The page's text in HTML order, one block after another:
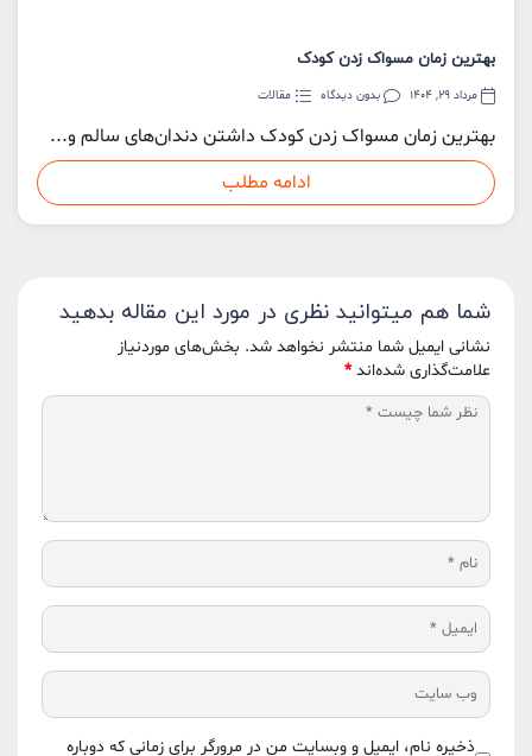
بهترین زمان مسواک زدن کودک
مرداد 29, 1404 بدون دیدگاه مقالات
بهترین زمان مسواک زدن کودک داشتن دندان‌های سالم و...
ادامه مطلب
شما هم میتوانید نظری در مورد این مقاله بدهید
نشانی ایمیل شما منتشر نخواهد شد. بخش‌های موردنیاز
علامت‌گذاری شده‌اند*
ذخیره نام، ایمیل و وبسایت من در مرورگر برای زمانی که دوباره